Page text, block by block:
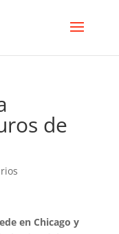
de
en Chicago y